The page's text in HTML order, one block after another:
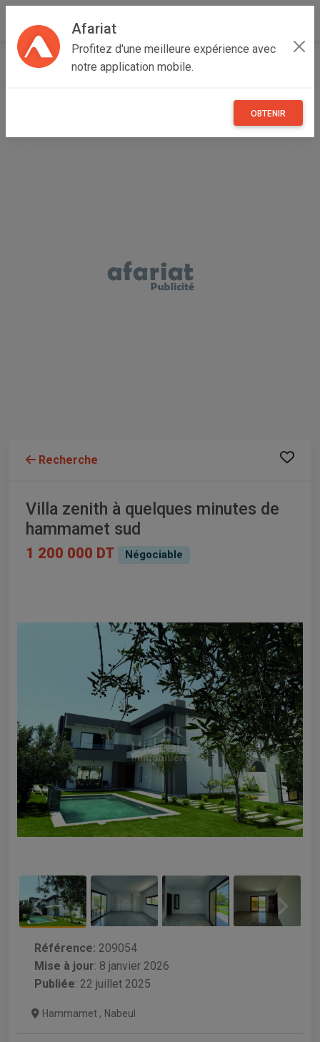
Afariat
Profitez d'une meilleure expérience avec
notre application mobile.
OBTENIR
Accueil Immobilier Cap bon - Sahel
Villa Zenith à quelques minutes de Hammamet Sud
Recherche
Villa zenith à quelques minutes de
hammamet sud
1 200 000 DT Négociable
Référence: 209054
Mise à jour: 8 janvier 2026
Publiée: 22 juillet 2025
Hammamet , Nabeul